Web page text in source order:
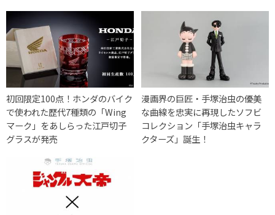
初回限定100点！ホンダのバイク
で使われた歴代7種類の「Wing
マーク」をあしらった江戸切子
グラスが発売
漫画界の巨匠・手塚治虫の優美
な曲線を忠実に再現したソフビ
コレクション「手塚治虫キャラ
クターズ」誕生！